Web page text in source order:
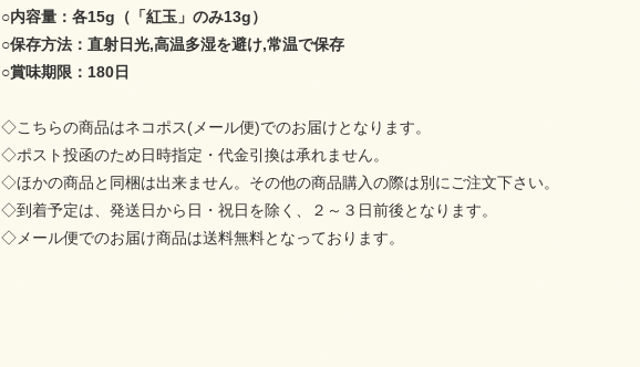
○内容量：各15g（「紅玉」のみ13g）
○保存方法：直射日光,高温多湿を避け,常温で保存
○賞味期限：180日
◇こちらの商品はネコポス(メール便)でのお届けとなります。
◇ポスト投函のため日時指定・代金引換は承れません。
◇ほかの商品と同梱は出来ません。その他の商品購入の際は別にご注文下さい。
◇到着予定は、発送日から日・祝日を除く、２～３日前後となります。
◇メール便でのお届け商品は送料無料となっております。